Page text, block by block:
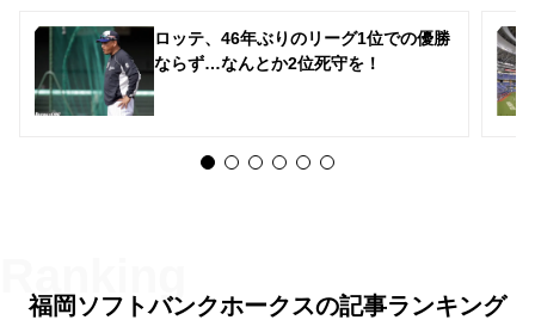
ロッテ、46年ぶりのリーグ1位での優勝
ならず…なんとか2位死守を！
福岡ソフトバンクホークスの記事ランキング